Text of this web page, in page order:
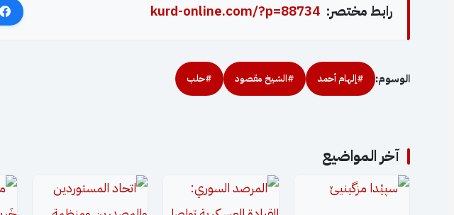
رابط مختصر: kurd-online.com/?p=88734
الوسوم: #إلهام أحمد #الشيخ مقصود #حلب
آخر المواضيع